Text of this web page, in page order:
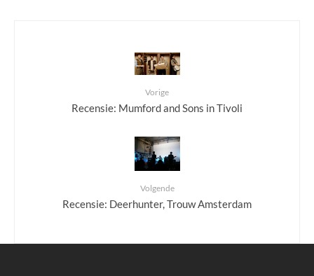
Vorige
Recensie: Mumford and Sons in Tivoli
Volgende
Recensie: Deerhunter, Trouw Amsterdam